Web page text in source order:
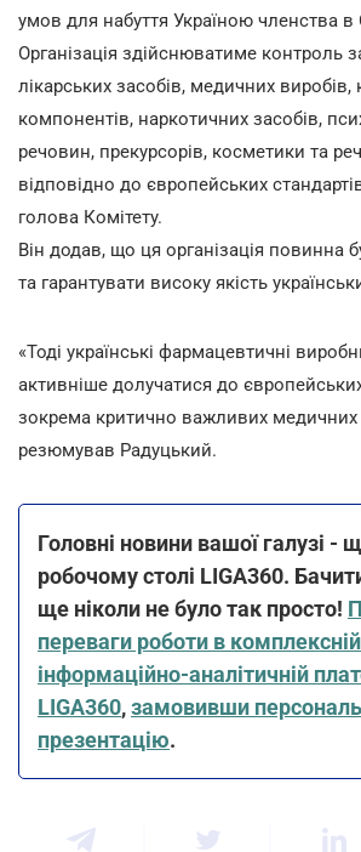
умов для набуття Україною членства в
Організація здійснюватиме контроль
лікарських засобів, медичних виробів,
компонентів, наркотичних засобів,
речовин, прекурсорів, косметики та
відповідно до європейських
голова Комітету.
Він додав, що ця організація повинна
та гарантувати високу якість
«Тоді українські фармацевтичні
активніше долучатися до
зокрема критично важливих медичних
резюмував Радуцький.
Головні новини вашої галузі -
робочому столі LIGA360.
ще ніколи не було так просто!
переваги роботи в комплексній
інформаційно-аналітичній
LIGA360,замовивши
презентацію.